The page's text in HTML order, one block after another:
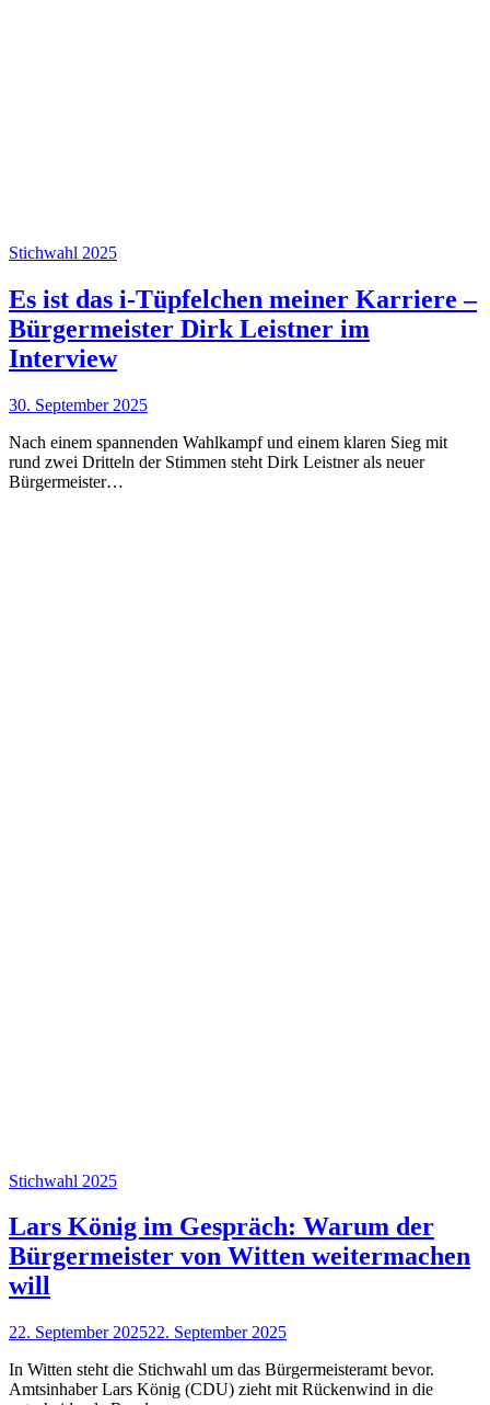
Stichwahl 2025
Es ist das i-Tüpfelchen meiner Karriere –
Bürgermeister Dirk Leistner im
Interview
30. September 2025
Nach einem spannenden Wahlkampf und einem klaren Sieg mit
rund zwei Dritteln der Stimmen steht Dirk Leistner als neuer
Bürgermeister…
Stichwahl 2025
Lars König im Gespräch: Warum der
Bürgermeister von Witten weitermachen
will
22. September 202522. September 2025
In Witten steht die Stichwahl um das Bürgermeisteramt bevor.
Amtsinhaber Lars König (CDU) zieht mit Rückenwind in die